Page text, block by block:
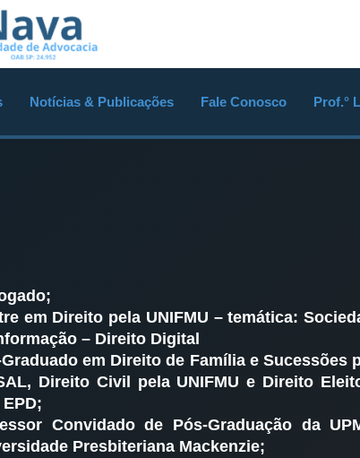
Notícias & Publicações Fale Conosco Prof.°
em Direito pela UNIFMU – temática:
– Direito Digital
em Direito de Família e Sucessões
Direito Civil pela UNIFMU e Direito
Convidado de Pós-Graduação da
Presbiteriana Mackenzie;